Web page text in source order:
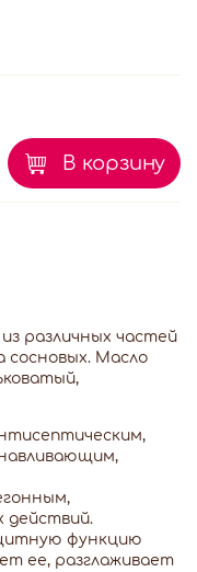
В корзину
различных частей
сосновых. Масло
действий.
функцию
ее, разглаживает